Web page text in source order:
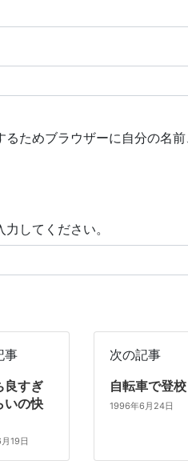
るためブラウザーに自分の名
してください。
事
良すぎ
いの快
19日
次の記事
自転車で登校
1996年6月24日